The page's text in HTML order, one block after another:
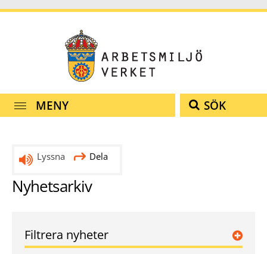
MENY SÖK
Lyssna Dela
Nyhetsarkiv
Filtrera nyheter